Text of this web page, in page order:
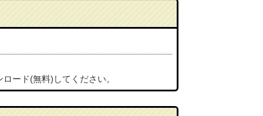
ロード(無料)してください。